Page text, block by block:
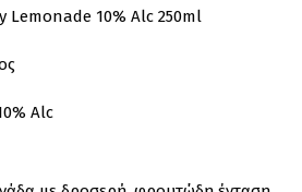
10% Alc 250ml
Alc